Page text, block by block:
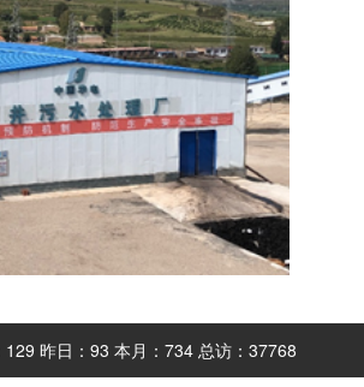
129 昨日： 93 本月： 734 总访： 37768